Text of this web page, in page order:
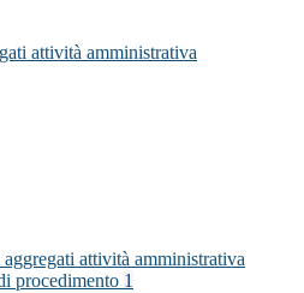
attività amministrativa
attività amministrativa
procedimento 1